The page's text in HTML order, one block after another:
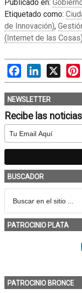
Publicado en:
Etiquetado como:
de Innovación),
(Internet de las Cosas)
FacebookLinkedIn
X
NEWSLETTER
Recibe las
BUSCADOR
PATROCINIO PLATA
PATROCINIO BRONCE